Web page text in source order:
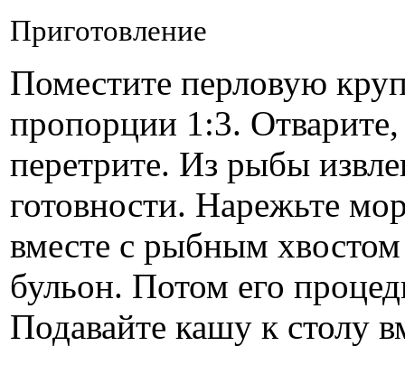
Приготовление
Поместите перловую
пропорции 1:3.
перетрите. Из рыбы
готовности. Нарежьте
вместе с рыбным
бульон. Потом его
Подавайте кашу к столу